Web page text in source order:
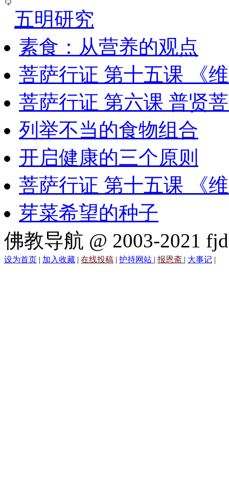
五明研究
素食：从营养的观点
菩萨行证 第十五课 《
菩萨行证 第六课 普贤
列举不当的食物组合
开启健康的三个原则
菩萨行证 第十五课 《
芽菜希望的种子
佛教导航 @ 2003-2021
设为首页 | 加入收藏 | 在线投稿 | 护持网站 | 报恩斋 | 大事记 |